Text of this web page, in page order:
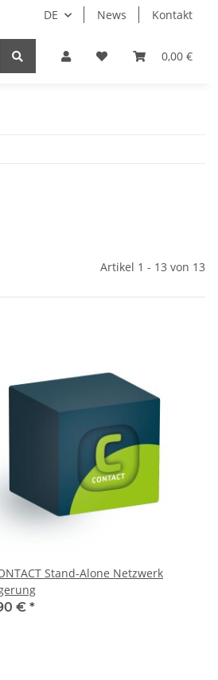
DE News Kontakt
0,00 €
Bundle Support
Artikel 1 - 13 von 13
Stand-Alone Netzwerk
€ *